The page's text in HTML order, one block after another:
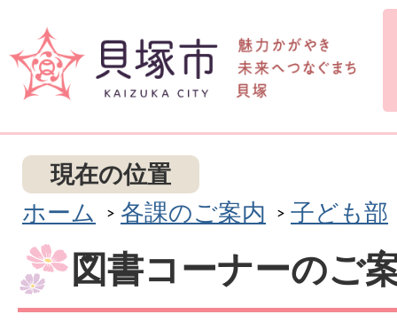
現在の位置
ホーム
各課のご案内 子ども部
図書コーナーのご